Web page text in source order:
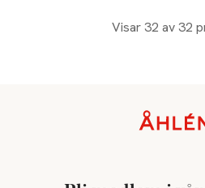
Visar 32 av 32